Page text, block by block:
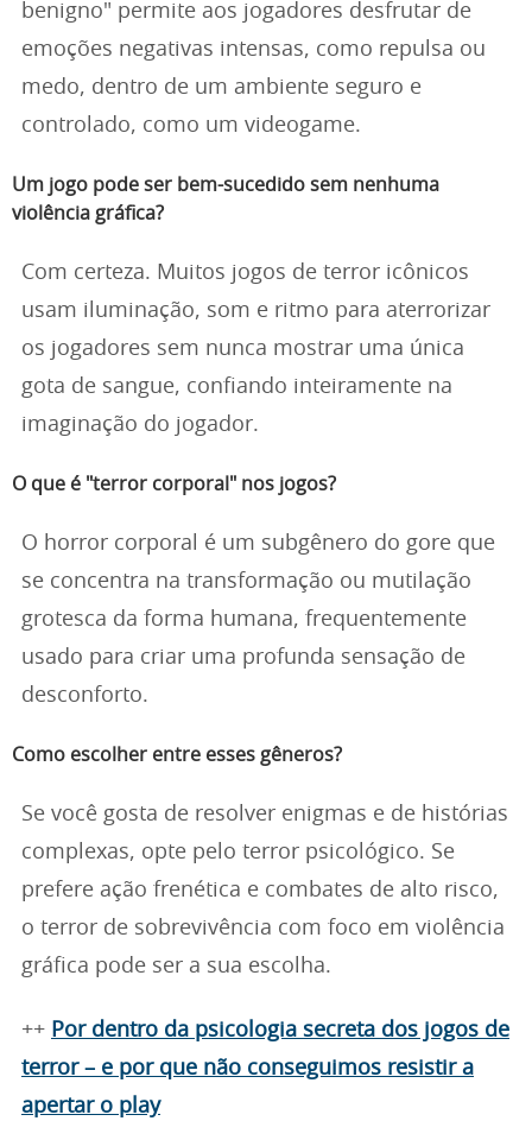
benigno" permite aos jogadores desfrutar de
emoções negativas intensas, como repulsa ou
medo, dentro de um ambiente seguro e
controlado, como um videogame.
Um jogo pode ser bem-sucedido sem nenhuma
violência gráfica?
Com certeza. Muitos jogos de terror icônicos
usam iluminação, som e ritmo para aterrorizar
os jogadores sem nunca mostrar uma única
gota de sangue, confiando inteiramente na
imaginação do jogador.
O que é "terror corporal" nos jogos?
O horror corporal é um subgênero do gore que
se concentra na transformação ou mutilação
grotesca da forma humana, frequentemente
usado para criar uma profunda sensação de
desconforto.
Como escolher entre esses gêneros?
Se você gosta de resolver enigmas e de histórias
complexas, opte pelo terror psicológico. Se
prefere ação frenética e combates de alto risco,
o terror de sobrevivência com foco em violência
gráfica pode ser a sua escolha.
++ Por dentro da psicologia secreta dos jogos de
terror – e por que não conseguimos resistir a
apertar o play